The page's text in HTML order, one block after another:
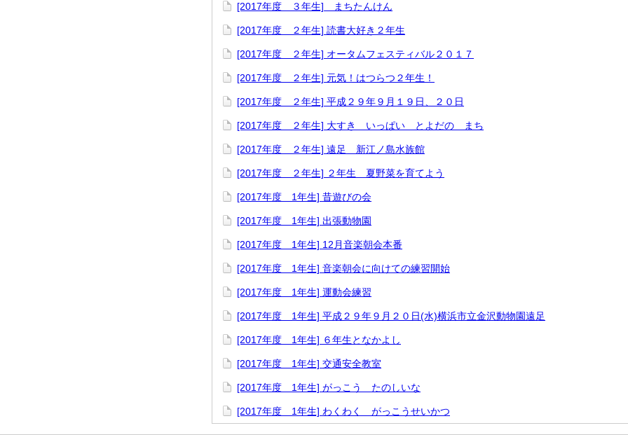
[2017年度 ３年生] まちたんけん
[2017年度 ２年生] 読書大好き２年生
[2017年度 ２年生] オータムフェスティバル２０１７
[2017年度 ２年生] 元気！はつらつ２年生！
[2017年度 ２年生] 平成２９年９月１９日、２０日
[2017年度 ２年生] 大すき いっぱい とよだの まち
[2017年度 ２年生] 遠足 新江ノ島水族館
[2017年度 ２年生] ２年生 夏野菜を育てよう
[2017年度 1年生] 昔遊びの会
[2017年度 1年生] 出張動物園
[2017年度 1年生] 12月音楽朝会本番
[2017年度 1年生] 音楽朝会に向けての練習開始
[2017年度 1年生] 運動会練習
[2017年度 1年生] 平成２９年９月２０日(水)横浜市立金沢動物園遠足
[2017年度 1年生] ６年生となかよし
[2017年度 1年生] 交通安全教室
[2017年度 1年生] がっこう たのしいな
[2017年度 1年生] わくわく がっこうせいかつ